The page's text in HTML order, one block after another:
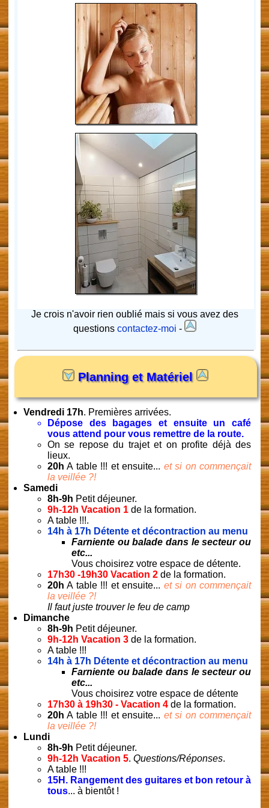
Je crois n'avoir rien oublié mais si vous avez des
questionscontactez-moi -
Planning et Matériel
Vendredi 17h. Premières arrivées.
Dépose des bagages et ensuite un café
vous attend pour vous remettre de la route.
On se repose du trajet et on profite déjà des
lieux.
20h A table !!! et ensuite... et si on commençait
la veillée ?!
Samedi
8h-9h Petit déjeuner.
9h-12h Vacation 1de la formation.
A table !!!.
14h à 17h Détente et décontraction au menu
Farniente ou balade dans le secteur ou
etc...
Vous choisirez votre espace de détente.
17h30 -19h30 Vacation 2de la formation.
20h A table !!! et ensuite... et si on commençait
la veillée ?!
Il faut juste trouver le feu de camp
Dimanche
8h-9h Petit déjeuner.
9h-12h Vacation 3de la formation.
A table !!!
14h à 17h Détente et décontraction au menu
Farniente ou balade dans le secteur ou
etc...
Vous choisirez votre espace de détente
17h30 à 19h30 - Vacation 4de la formation.
20h A table !!! et ensuite... et si on commençait
la veillée ?!
Lundi
8h-9h Petit déjeuner.
9h-12h Vacation 5. Questions/Réponses.
A table !!!
15H. Rangement des guitares et bon retour à
tous... à bientôt !